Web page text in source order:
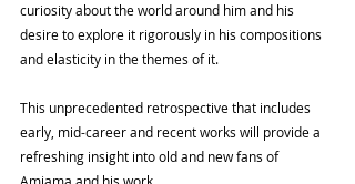
curiosity about the world around him and his
desire to explore it rigorously in his compositions
and elasticity in the themes of it.
This unprecedented retrospective that includes
early, mid-career and recent works will provide a
refreshing insight into old and new fans of